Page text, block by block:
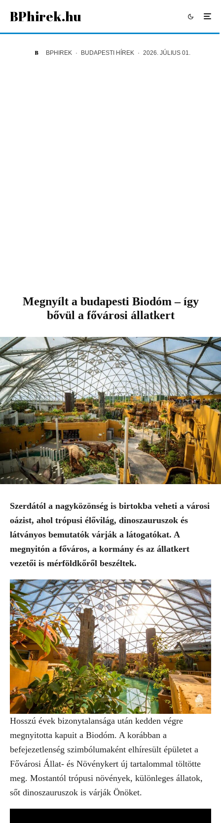
BPhirek.hu
BPHIREK · BUDAPESTI HÍREK · 2026. JÚLIUS 01.
Megnyílt a budapesti Biodóm – így
bővül a fővárosi állatkert
Szerdától a nagyközönség is birtokba veheti a városi
oázist, ahol trópusi élővilág, dinoszauruszok és
látványos bemutatók várják a látogatókat. A
megnyitón a főváros, a kormány és az állatkert
vezetői is mérföldkőről beszéltek.
Hosszú évek bizonytalansága után kedden végre
megnyitotta kapuit a Biodóm. A korábban a
befejezetlenség szimbólumaként elhíresült épületet a
Fővárosi Állat- és Növénykert új tartalommal töltötte
meg. Mostantól trópusi növények, különleges állatok,
sőt dinoszauruszok is várják Önöket.